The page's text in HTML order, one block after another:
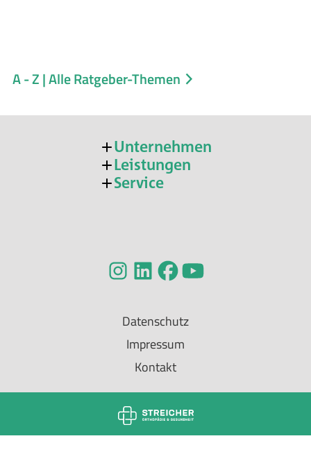
A - Z | Alle Ratgeber-Themen
Unternehmen
Leistungen
Service
Datenschutz
Impressum
Kontakt